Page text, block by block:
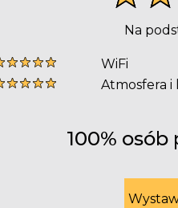
Na
WiFi
Atmosfera i
100%